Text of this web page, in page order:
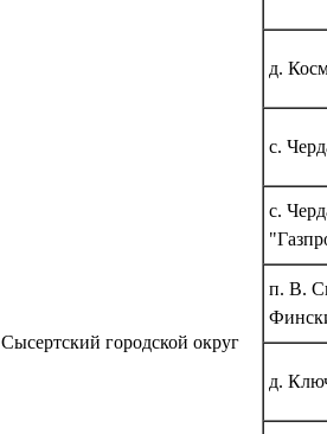
Сысертский городской округ
д.
с.
с.
п. В.
д.